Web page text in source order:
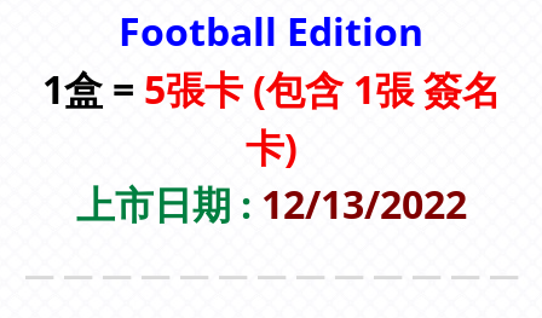
Football Edition
1盒 = 5張卡 (包含 1張 簽名
卡)
上市日期 : 12/13/2022